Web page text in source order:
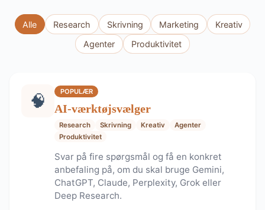
Alle Research Skrivning Marketing
Kreativ
Agenter
Produktivitet
🧠 POPULÆR
AI-værktøjsvælger
Research Skrivning Kreativ
Agenter
Produktivitet
Svar på fire spørgsmål og få en konkret
anbefaling på, om du skal bruge Gemini,
ChatGPT, Claude, Perplexity, Grok eller
Deep Research.